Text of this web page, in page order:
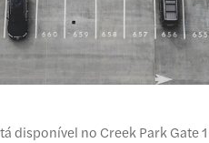
disponível no Creek Park Gate